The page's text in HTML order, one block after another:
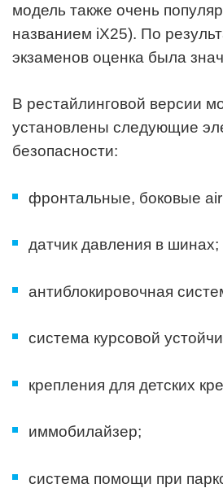
модель также очень
названием iX25). По
экзаменов оценка была
В рестайлинговой версии
установлены следующие
безопасности:
фронтальные, боковые
датчик давления в шинах;
антиблокировочная
система курсовой
крепления для детских
иммобилайзер;
система помощи при